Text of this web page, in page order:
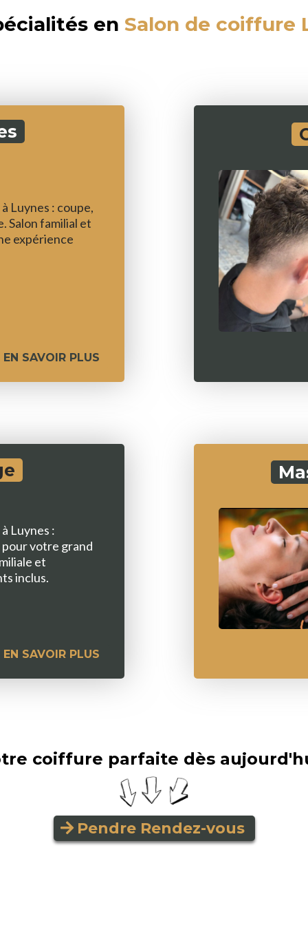
en Salon de coiffure
Luynes : coupe,
Salon familial et
expérience
EN SAVOIR PLUS
Luynes :
votre grand
et
inclus.
EN SAVOIR PLUS
coiffure parfaite dès
Pendre Rendez-vous